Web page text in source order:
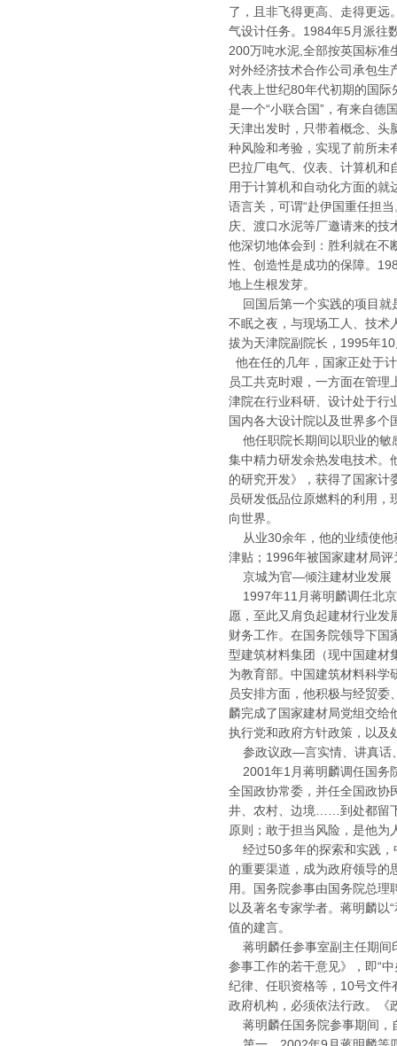
了，且非飞得更高、走得更远
气设计任务。1984年5月派往
200万吨水泥,全部按英国标准
对外经济技术合作公司承包生
代表上世纪80年代初期的国
是一个“小联合国”，有来自德
天津出发时，只带着概念、头
种风险和考验，实现了前所未
巴拉厂电气、仪表、计算机和
用于计算机和自动化方面的
语言关，可谓“赴伊国重任担
庆、渡口水泥等厂邀请来的技
他深切地体会到：胜利就在不
性、创造性是成功的保障。
地上生根发芽。
回国后第一个实践的项目就
不眠之夜，与现场工人、技术
拔为天津院副院长，1995年
他在任的几年，国家正处于
员工共克时艰，一方面在管
津院在行业科研、设计处于行
国内各大设计院以及世界多
他任职院长期间以职业的敏
集中精力研发余热发电技术。
的研究开发》，获得了国家计
员研发低品位原燃料的利用
向世界。
从业30余年，他的业绩使他
津贴；1996年被国家建材局
京城为官—倾注建材业发展
1997年11月蒋明麟调任北京
愿，至此又肩负起建材行业发
财务工作。在国务院领导下国
型建筑材料集团（现中国建材
为教育部。中国建筑材料科学
员安排方面，他积极与经贸
麟完成了国家建材局党组交给
执行党和政府方针政策，以及
参政议政—言实情、讲真话
2001年1月蒋明麟调任国务
全国政协常委，并任全国政协
井、农村、边境……到处都留
原则；敢于担当风险，是他为
经过50多年的探索和实践，
的重要渠道，成为政府领导的
用。国务院参事由国务院总
以及著名专家学者。蒋明麟以
值的建言。
蒋明麟任参事室副主任期间
参事工作的若干意见》，即“
纪律、任职资格等，10号文
政府机构，必须依法行政。《
蒋明麟任国务院参事期间，